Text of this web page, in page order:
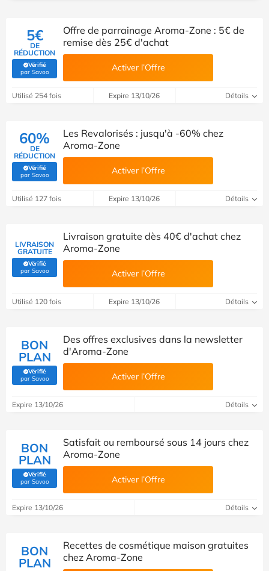
5€
DE
RÉDUCTION
Vérifié
par Savoo(Vérifié par Savoo)
Offre de parrainage Aroma-Zone : 5€ de
remise dès 25€ d'achat
Activer l’Offre
Utilisé 254 fois Expire 13/10/26 Détails
60%
DE
RÉDUCTION
Vérifié
par Savoo(Vérifié par Savoo)
Les Revalorisés : jusqu'à -60% chez
Aroma-Zone
Activer l’Offre
Utilisé 127 fois Expire 13/10/26 Détails
LIVRAISON
GRATUITE
Vérifié
par Savoo(Vérifié par Savoo)
Livraison gratuite dès 40€ d'achat chez
Aroma-Zone
Activer l’Offre
Utilisé 120 fois Expire 13/10/26 Détails
BON
PLAN
Vérifié
par Savoo(Vérifié par Savoo)
Des offres exclusives dans la newsletter
d'Aroma-Zone
Activer l’Offre
Expire 13/10/26 Détails
BON
PLAN
Vérifié
par Savoo(Vérifié par Savoo)
Satisfait ou remboursé sous 14 jours chez
Aroma-Zone
Activer l’Offre
Expire 13/10/26 Détails
BON
PLAN
Recettes de cosmétique maison gratuites
chez Aroma-Zone